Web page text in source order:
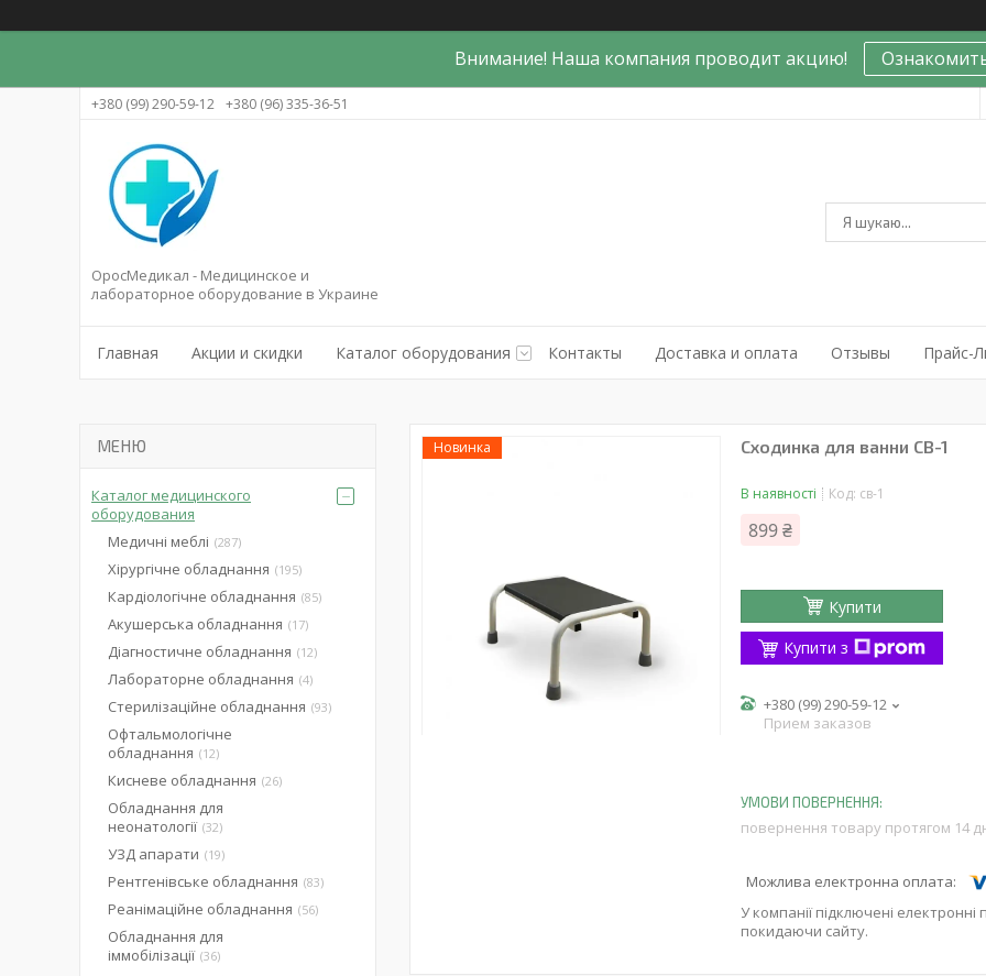
Внимание! Наша компания проводит акцию!
+380 (99) 290-59-12 +380 (96) 335-36-51
ОросМедикал - Медицинское и
лабораторное оборудование в Украине
Главная Акции и скидки Каталог оборудования Контакты Доставка и оплата Отзывы Прайс-
Новинка Сходинка для ванни СВ-1
В наявності Код: св-1
899 ₴
Купити
Купити з
+380 (99) 290-59-12
Прием заказов
повернення товару протягом 14
У компанії підключені
покидаючи сайту.
Каталог медицинского
оборудования
Медичні меблі 287
Хірургічне обладнання 195
Кардіологічне обладнання 85
Акушерська обладнання 17
Діагностичне обладнання 12
Лабораторне обладнання 4
Стерилізаційне обладнання 93
Офтальмологічне
обладнання
12
Кисневе обладнання 26
Обладнання для
неонатології 32
УЗД апарати 19
Рентгенівське обладнання 83
Реанімаційне обладнання 56
Обладнання для
іммобілізації 36